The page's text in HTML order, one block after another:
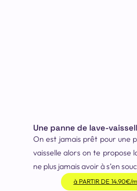
Une panne de lave-
On est jamais prêt pour une
vaisselle alors on te propose
ne plus jamais avoir à s’en
à PARTIR DE 14.90€/